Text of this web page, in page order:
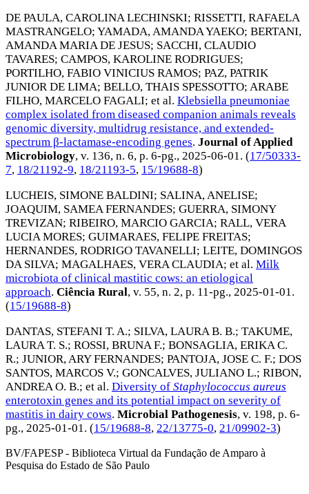
DE PAULA, CAROLINA LECHINSKI; RISSETTI, RAFAELA
MASTRANGELO; YAMADA, AMANDA YAEKO; BERTANI,
AMANDA MARIA DE JESUS; SACCHI, CLAUDIO
TAVARES; CAMPOS, KAROLINE RODRIGUES;
PORTILHO, FABIO VINICIUS RAMOS; PAZ, PATRIK
JUNIOR DE LIMA; BELLO, THAIS SPESSOTTO; ARABE
FILHO, MARCELO FAGALI; et al. Klebsiella pneumoniae
complex isolated from diseased companion animals reveals
genomic diversity, multidrug resistance, and extended-
spectrum β-lactamase-encoding genes. Journal of Applied
Microbiology, v. 136, n. 6, p. 6-pg., 2025-06-01. (17/50333-
7, 18/21192-9, 18/21193-5, 15/19688-8)
LUCHEIS, SIMONE BALDINI; SALINA, ANELISE;
JOAQUIM, SAMEA FERNANDES; GUERRA, SIMONY
TREVIZAN; RIBEIRO, MARCIO GARCIA; RALL, VERA
LUCIA MORES; GUIMARAES, FELIPE FREITAS;
HERNANDES, RODRIGO TAVANELLI; LEITE, DOMINGOS
DA SILVA; MAGALHAES, VERA CLAUDIA; et al. Milk
microbiota of clinical mastitic cows: an etiological
approach. Ciência Rural, v. 55, n. 2, p. 11-pg., 2025-01-01.
(15/19688-8)
DANTAS, STEFANI T. A.; SILVA, LAURA B. B.; TAKUME,
LAURA T. S.; ROSSI, BRUNA F.; BONSAGLIA, ERIKA C.
R.; JUNIOR, ARY FERNANDES; PANTOJA, JOSE C. F.; DOS
SANTOS, MARCOS V.; GONCALVES, JULIANO L.; RIBON,
ANDREA O. B.; et al. Diversity of Staphylococcus aureus
enterotoxin genes and its potential impact on severity of
mastitis in dairy cows. Microbial Pathogenesis, v. 198, p. 6-
pg., 2025-01-01. (15/19688-8, 22/13775-0, 21/09902-3)
BV/FAPESP - Biblioteca Virtual da Fundação de Amparo à
Pesquisa do Estado de São Paulo